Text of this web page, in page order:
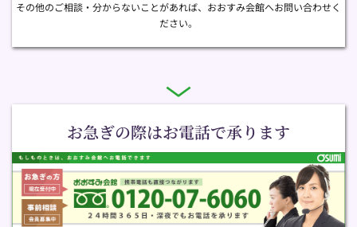
その他のご相談・分からないことがあれば、おおすみ会館へお問い合わせく
ださい。
お急ぎの際はお電話で承ります